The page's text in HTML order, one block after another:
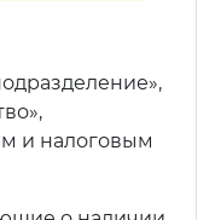
и налоговым